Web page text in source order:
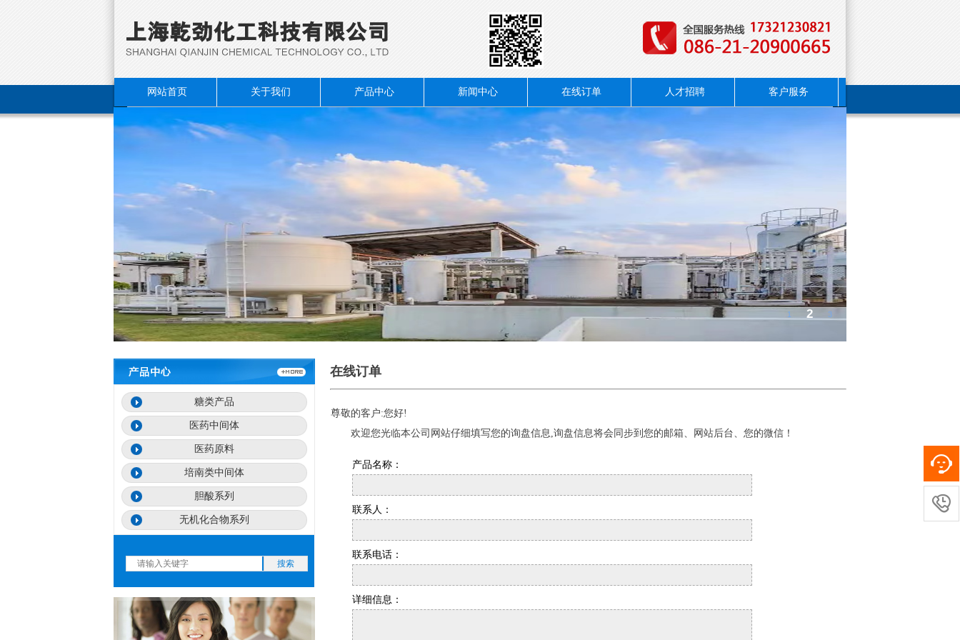
1 2 3
网站首页 关于我们 产品中心 新闻中心 在线订单 人才招聘 客户服务
产品名称：
联系人：
联系电话：
详细信息：
尊敬的客户:您好!
欢迎您光临本公司网站仔细填写您的询盘信息,询盘信息将会同步到您的邮箱、网站后台、您的微信！
搜索
在线订单
糖类产品
医药中间体
医药原料
培南类中间体
胆酸系列
无机化合物系列
